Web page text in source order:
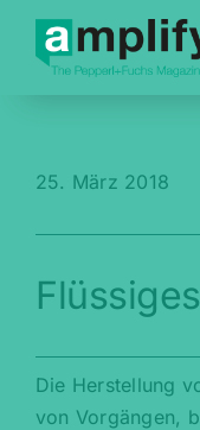
Skip
content
Kontakt
25. März 2018
Die Herstellung
von Vorgängen,